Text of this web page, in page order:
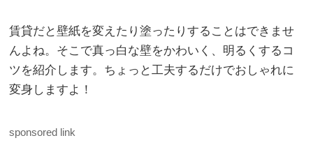
賃貸だと壁紙を変えたり塗ったりすることはできませ
んよね。そこで真っ白な壁をかわいく、明るくするコ
ツを紹介します。ちょっと工夫するだけでおしゃれに
変身しますよ！
sponsored link